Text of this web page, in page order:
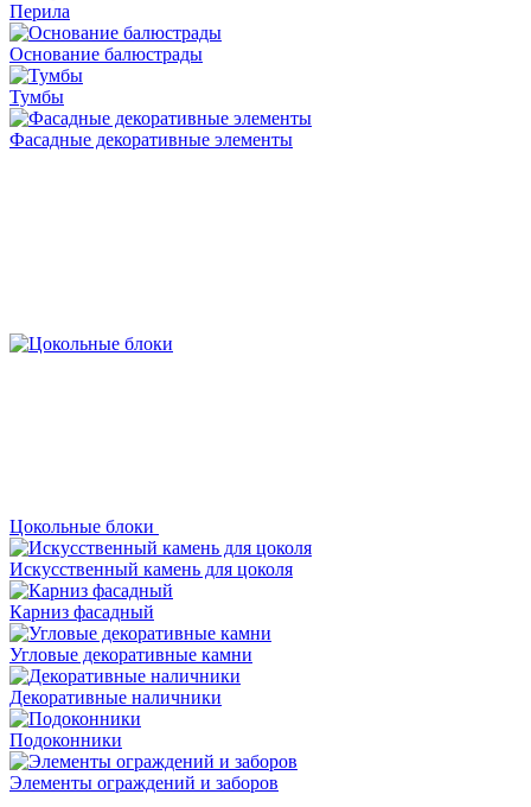
Перила
Основание балюстрады
Тумбы
Фасадные декоративные элементы
Цокольные блоки
Искусственный камень для цоколя
Карниз фасадный
Угловые декоративные камни
Декоративные наличники
Подоконники
Элементы ограждений и заборов